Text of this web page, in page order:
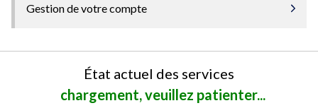
Gestion de votre compte
État actuel des services
chargement, veuillez patienter...